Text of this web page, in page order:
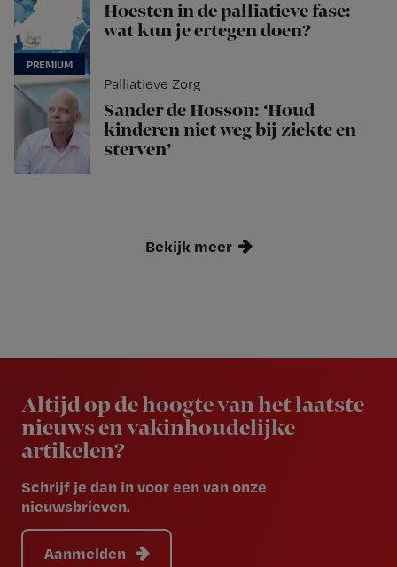
Hoesten in de palliatieve fase:
wat kun je ertegen doen?
Palliatieve Zorg
Sander de Hosson: ‘Houd
kinderen niet weg bij ziekte en
sterven’
Bekijk meer
Altijd op de hoogte van het laatste
nieuws en vakinhoudelijke
artikelen?
Schrijf je dan in voor een van onze
nieuwsbrieven.
Aanmelden